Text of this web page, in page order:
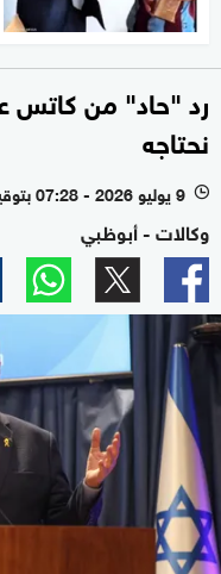
رد "حاد" من كاتس
نحتاجه
l 9 يوليو 2026 - 07:28 بتوقيت أبوظبي
وكالات - أبوظبي